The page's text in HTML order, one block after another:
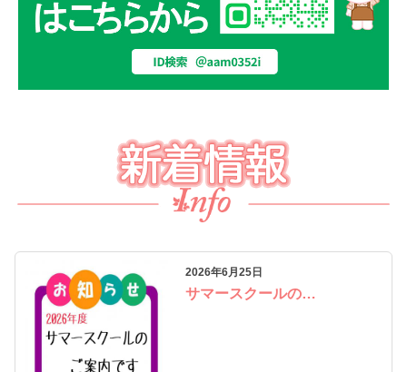
2026年6月25日
サマースクールの…